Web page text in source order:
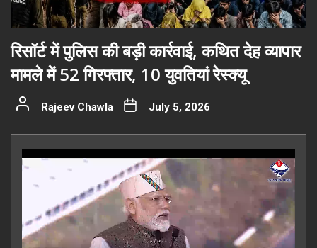
रिसॉर्ट में पुलिस की बड़ी कार्रवाई, कथित देह व्यापार
मामले में 52 गिरफ्तार, 10 युवतियां रेस्क्यू
Rajeev Chawla July 5, 2026